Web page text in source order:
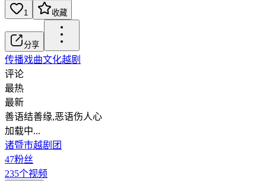
1 收藏
分享
传播戏曲文化越剧
评论
最热
最新
善语结善缘,恶语伤人心
加载中...
诸暨市越剧团
47粉丝
235个视频